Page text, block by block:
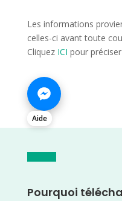
Les informations
celles-ci avant toute
Cliquez ICI pour
Aide
Pourquoi